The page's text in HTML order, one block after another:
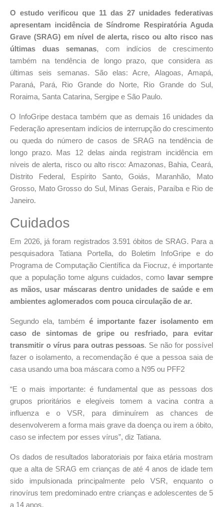
O estudo verificou que 11 das 27 unidades federativas
apresentam incidência de Síndrome Respiratória Aguda
Grave (SRAG) em nível de alerta, risco ou alto risco nas
últimas duas semanas, com indícios de crescimento
também na tendência de longo prazo, que considera as
últimas seis semanas. São elas: Acre, Alagoas, Amapá,
Paraná, Pará, Rio Grande do Norte, Rio Grande do Sul,
Roraima, Santa Catarina, Sergipe e São Paulo.
O InfoGripe destaca também que as demais 16 unidades da
Federação apresentam indícios de interrupção do crescimento
ou queda do número de casos de SRAG na tendência de
longo prazo. Mas 12 delas ainda registram incidência em
níveis de alerta, risco ou alto risco: Amazonas, Bahia, Ceará,
Distrito Federal, Espírito Santo, Goiás, Maranhão, Mato
Grosso, Mato Grosso do Sul, Minas Gerais, Paraíba e Rio de
Janeiro.
Cuidados
Em 2026, já foram registrados 3.591 óbitos de SRAG. Para a
pesquisadora Tatiana Portella, do Boletim InfoGripe e do
Programa de Computação Científica da Fiocruz, é importante
que a população tome alguns cuidados, como lavar sempre
as mãos, usar máscaras dentro unidades de saúde e em
ambientes aglomerados com pouca circulação de ar.
Segundo ela, também é importante fazer isolamento em
caso de sintomas de gripe ou resfriado, para evitar
transmitir o vírus para outras pessoas. Se não for possível
fazer o isolamento, a recomendação é que a pessoa saia de
casa usando uma boa máscara como a N95 ou PFF2
“E o mais importante: é fundamental que as pessoas dos
grupos prioritários e elegíveis tomem a vacina contra a
influenza e o VSR, para diminuírem as chances de
desenvolverem a forma mais grave da doença ou irem a óbito,
caso se infectem por esses vírus”, diz Tatiana.
Os dados de resultados laboratoriais por faixa etária mostram
que a alta de SRAG em crianças de até 4 anos de idade tem
sido impulsionada principalmente pelo VSR, enquanto o
rinovírus tem predominado entre crianças e adolescentes de 5
a 14 anos.